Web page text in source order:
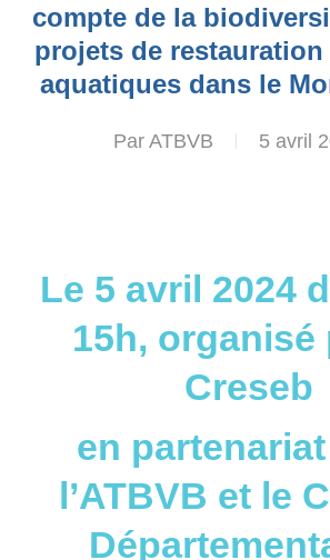
compte de la
projets de
aquatiques dans le
Par ATBVB 5 avril
Le 5 avril 2024
15h, organisé
Creseb
en
l’ATBVB et le